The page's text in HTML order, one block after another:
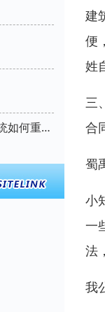
工业厂房屋顶防护的技术革新：SYR系统如何重塑行业标准
建
便
姓
三
合
蜀
小
一
法
我